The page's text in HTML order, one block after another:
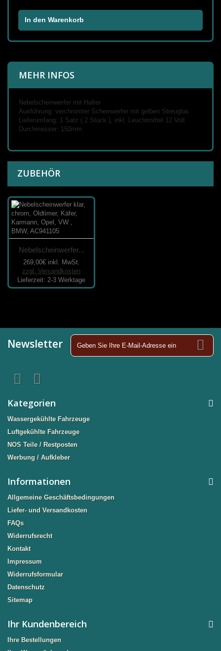
In den Warenkorb
MEHR INFOS
Nebelscheinwerfer mit Halter
Ausführung: verchromter Scheinwerfer mit gelben Streuglas
Lieferumfang: 1 Satz ( 2 Stück ), inkl. Leuchtmittel 12 Volt
Durchmesser: 150mm
ZUBEHÖR
Nebelscheinwerfer...
269,00€ inkl. MwSt.
zzgl. Versandkosten
Lieferzeit: 2-3 Werktage
Newsletter
Kategorien
Wassergekühlte Fahrzeuge
Luftgekühlte Fahrzeuge
NOS Teile / Restposten
Werbung / Aufkleber
Informationen
Allgemeine Geschäftsbedingungen
Liefer- und Versandkosten
FAQs
Widerrufsrecht
Kontakt
Impressum
Widerrufsformular
Datenschutz
Sitemap
Ihr Kundenbereich
Ihre Bestellungen